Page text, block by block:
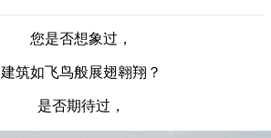
您是否想象过，
建筑如飞鸟般展翅翱翔？
是否期待过，